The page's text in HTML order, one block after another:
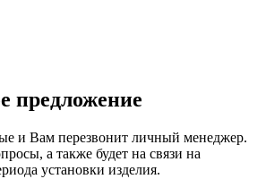
предложение
и Вам перезвонит личный менеджер.
а также будет на связи на
установки изделия.